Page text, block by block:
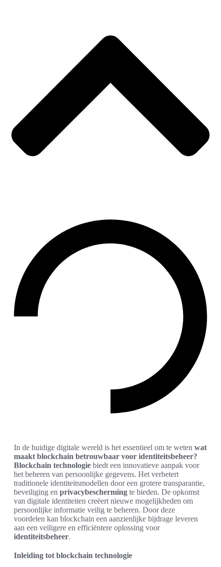
In de huidige digitale wereld is het essentieel om te weten wat
maakt blockchain betrouwbaar voor identiteitsbeheer?
Blockchain technologie biedt een innovatieve aanpak voor
het beheren van persoonlijke gegevens. Het verbetert
traditionele identiteitsmodellen door een grotere transparantie,
beveiliging en privacybescherming te bieden. De opkomst
van digitale identiteiten creëert nieuwe mogelijkheden om
persoonlijke informatie veilig te beheren. Door deze
voordelen kan blockchain een aanzienlijke bijdrage leveren
aan een veiligere en efficiëntere oplossing voor
identiteitsbeheer.
Inleiding tot blockchain technologie